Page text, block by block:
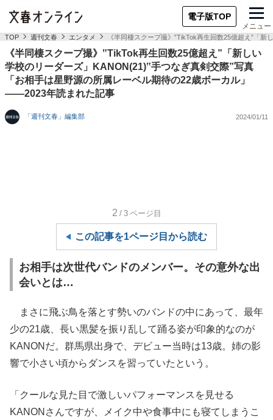
電子版TOP
メニュー
TOP 週刊文春 エンタメ 《半同棲スクープ撮》‟TikTok再生回数25億超え”「
《半同棲スクープ撮》‟TikTok再生回数25億超え”「新しい
学校のリーダーズ」KANON(21)‟手つなぎ真剣交際”写真
「お相手は星野源の所属レーベル期待の22歳ボーカル」
――2023年読まれた記事
「週刊文春」編集部 2024/01/11
2 /3 ページ目
この記事を1ページ目から読む
お相手は次世代バンドのメンバー。その意外な出
会いとは…
まさに飛ぶ鳥を落とす勢いのバンドの中にあって、最年
少の21歳、長い黒髪を振り乱して踊る姿が印象的なのが
KANONだ。群馬県出身で、デビュー当時は13歳。姉の影
響で小さい頃からダンスを習っていたという。
「クールな見た目で激しいパフォーマンスを見せる
KANONさんですが、メイク中や食事中にも寝てしまうこ